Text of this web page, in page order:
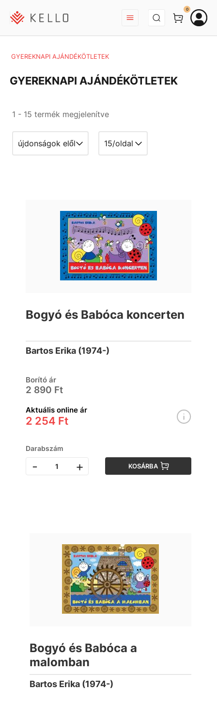
BEJELENTKEZÉS
0
GYEREKNAPI AJÁNDÉKÖTLETEK
GYEREKNAPI AJÁNDÉKÖTLETEK
1 - 15 termék megjelenítve
Bogyó és Babóca koncerten
Bartos Erika (1974-)
Borító ár
2 890 Ft
Aktuális online ár
2 254 Ft
Darabszám
- + KOSÁRBA
Bogyó és Babóca a
malomban
Bartos Erika (1974-)